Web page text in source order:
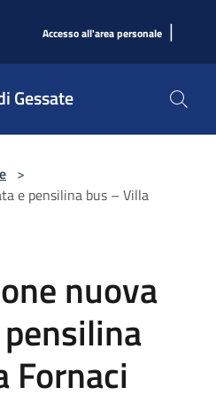
Accesso all'area personale |
Gessate
>
e pensilina bus – Villa
nuova
Fornaci